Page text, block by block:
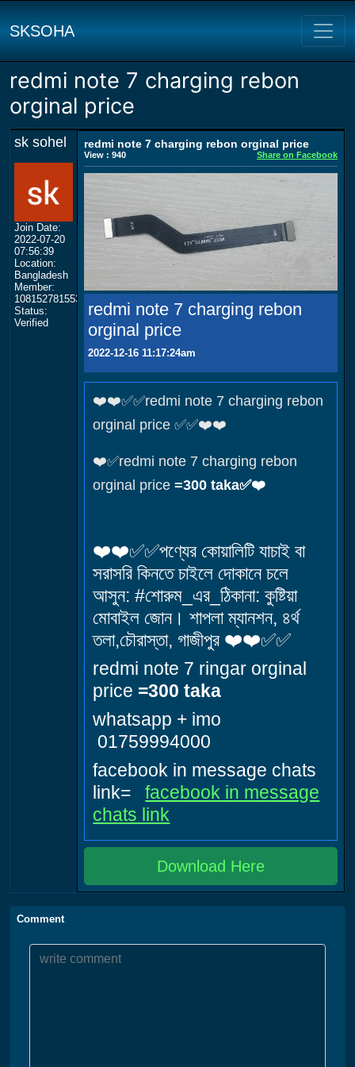
SKSOHA
redmi note 7 charging rebon
orginal price
sk sohel
Join Date:
2022-07-20
07:56:39
Location:
Bangladesh
Member:
108152781553702003801
Status:
Verified
redmi note 7 charging rebon orginal price
View : 940 Share on Facebook
redmi note 7 charging rebon
orginal price
2022-12-16 11:17:24am
❤️❤️✅✅redmi note 7 charging rebon
orginal price ✅✅❤️❤️
❤️✅redmi note 7 charging rebon
orginal price=300 taka✅❤️
❤️❤️✅✅পণ্যের কোয়ালিটি যাচাই বা
সরাসরি কিনতে চাইলে দোকানে চলে
আসুন: #শোরুম_এর_ঠিকানা: কুষ্টিয়া
মোবাইল জোন। শাপলা ম্যানশন, ৪র্থ
তলা,চৌরাস্তা, গাজীপুর ❤️❤️✅✅
redmi note 7 ringar orginal
price =300 taka
whatsapp + imo
01759994000
facebook in message chats
link=facebook in message
chats link
Download Here
Comment